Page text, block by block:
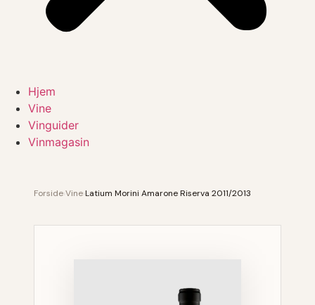
Hjem
Vine
Vinguider
Vinmagasin
ForsideVineLatium Morini Amarone Riserva 2011/2013